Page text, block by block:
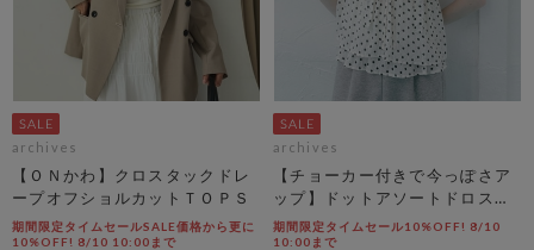
archives
【ＯＮかわ】クロスタックドレ
ープオフショルカットＴＯＰＳ
期間限定タイムセールSALE価格から更に
10%OFF! 8/10 10:00まで
archives
【チョーカー付きで今っぽさア
ップ】ドットアソートドロスト
キャミチュニック
期間限定タイムセール10%OFF! 8/10
10:00まで